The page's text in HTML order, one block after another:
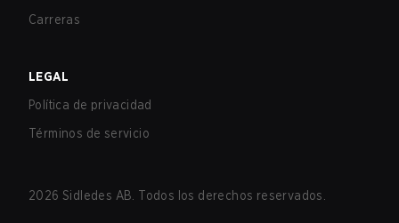
Carreras
LEGAL
Política de privacidad
Términos de servicio
2026 Sidledes AB. Todos los derechos reservados.